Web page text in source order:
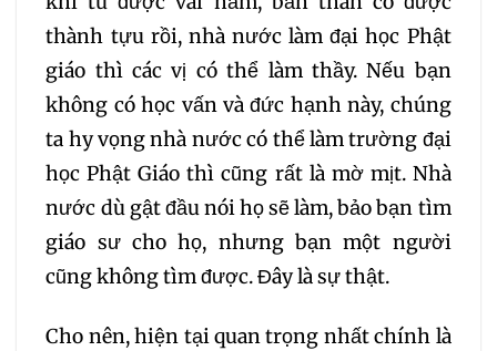
124 125 126 127
128 129 130 131
132 133 134 135
136 137 138 139
140 141 142 143
144 145 146 147
thành tựu rồi, nhà nước làm đại học Phật
giáo thì các vị có thể làm thầy. Nếu bạn
không có học vấn và đức hạnh này, chúng
ta hy vọng nhà nước có thể làm trường đại
học Phật Giáo thì cũng rất là mờ mịt. Nhà
nước dù gật đầu nói họ sẽ làm, bảo bạn tìm
giáo sư cho họ, nhưng bạn một người
cũng không tìm được. Đây là sự thật.
Cho nên, hiện tại quan trọng nhất chính là